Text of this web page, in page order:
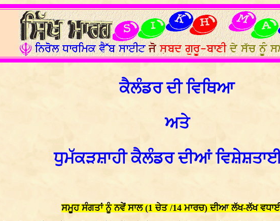
ਕੈਲੰਡਰ ਦੀ ਵਿਥਿਆ
ਅਤੇ
ਧੁਮੱਕੜਸ਼ਾਹੀ ਕੈਲੰਡਰ ਦੀਆਂ
ਸਮੂਹ ਸੰਗਤਾਂ ਨੂੰ ਨਵੇਂ ਸਾਲ (1 ਚੇਤ /14 ਮਾਰਚ) ਦੀਆ ਲੱਖ-ਲੱਖ